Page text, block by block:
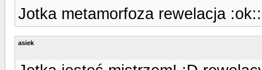
Jotka metamorfoza rewelacja
asiek